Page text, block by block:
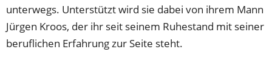
unterwegs. Unterstützt wird sie dabei von ihrem Mann
Jürgen Kroos, der ihr seit seinem Ruhestand mit seiner
beruflichen Erfahrung zur Seite steht.